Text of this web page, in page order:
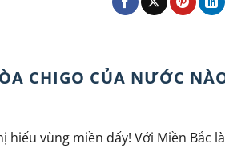
CHIGO CỦA NƯỚC
hiếu vùng miền đấy! Với Miền Bắc